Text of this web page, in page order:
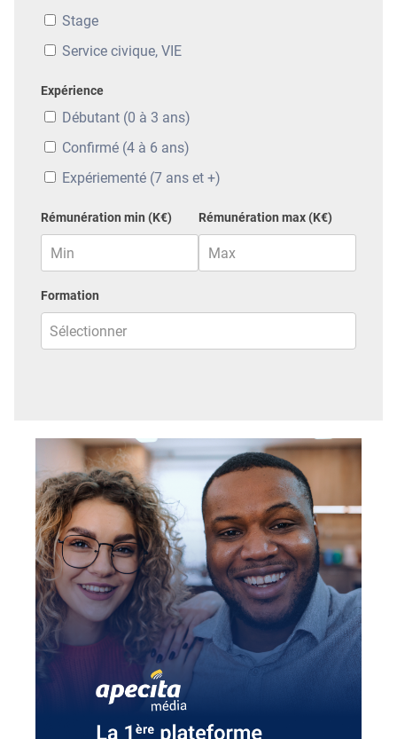
Stage
Service civique, VIE
Expérience
Débutant (0 à 3 ans)
Confirmé (4 à 6 ans)
Expériementé (7 ans et +)
Rémunération min (K€) Rémunération max (K€)
Formation